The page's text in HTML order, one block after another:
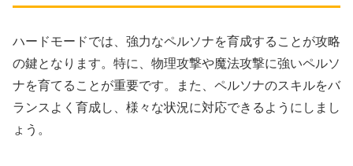
ハードモードでは、強力なペルソナを育成することが攻略
の鍵となります。特に、物理攻撃や魔法攻撃に強いペルソ
ナを育てることが重要です。また、ペルソナのスキルをバ
ランスよく育成し、様々な状況に対応できるようにしまし
ょう。